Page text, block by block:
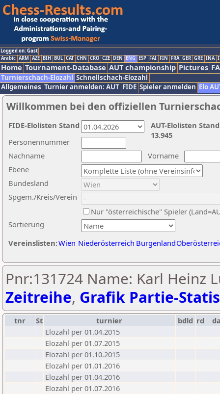
Logged on: Gast
Arabic ARM AZE BIH BUL CAT CHN CRO CZE DEN ENG ESP FAI FIN FRA GER GRE INA
Home Tournament-Database AUT championship Pictures
Turnierschach-Elozahl Schnellschach-Elozahl
Allgemeines Turnier anmelden: AUT FIDE Spieler anmelden Elo
Willkommen bei den offiziellen
Nachname
Vorname
Ebene
Sortierung
Personennummer
Bundesland
Spgem./Kreis/Verein
Nur "österreichische" Spieler
Vereinslisten:Wien Niederösterreich Burgenland
AUT-Elolisten
13.945
FIDE-Elolisten Stand
Pnr:131724 Name: Karl Heinz
Zeitreihe, Grafik Partie-
tnr St turnier bdld rd
Elozahl per 01.04.2015
Elozahl per 01.07.2015
Elozahl per 01.10.2015
Elozahl per 01.01.2016
Elozahl per 01.04.2016
Elozahl per 01.07.2016